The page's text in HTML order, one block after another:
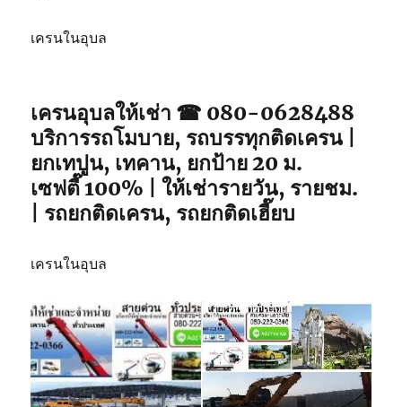
เครนในอุบล
เครนอุบลให้เช่า ☎ 080-0628488
บริการรถโมบาย, รถบรรทุกติดเครน |
ยกเทปูน, เทคาน, ยกป้าย 20 ม.
เซฟตี๊ 100% | ให้เช่ารายวัน, รายชม.
| รถยกติดเครน, รถยกติดเฮี๊ยบ
เครนในอุบล